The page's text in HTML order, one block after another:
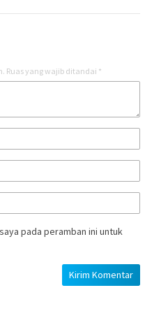
Ruas yang wajib ditandai *
pada peramban ini untuk